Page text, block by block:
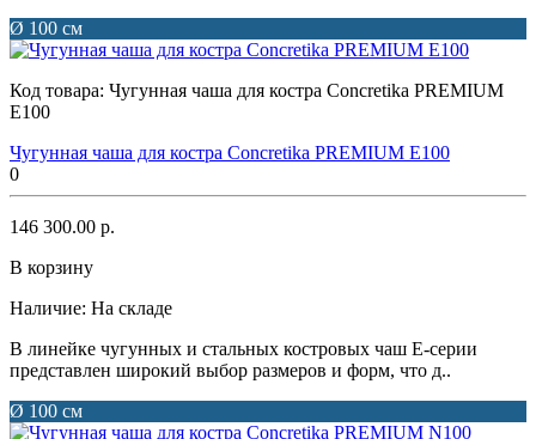
Ø 100 см
Код товара: Чугунная чаша для костра Concretika PREMIUM
E100
Чугунная чаша для костра Concretika PREMIUM E100
0
146 300.00 р.
В корзину
Наличие: На складе
В линейке чугунных и стальных костровых чаш Е-серии
представлен широкий выбор размеров и форм, что д..
Ø 100 см